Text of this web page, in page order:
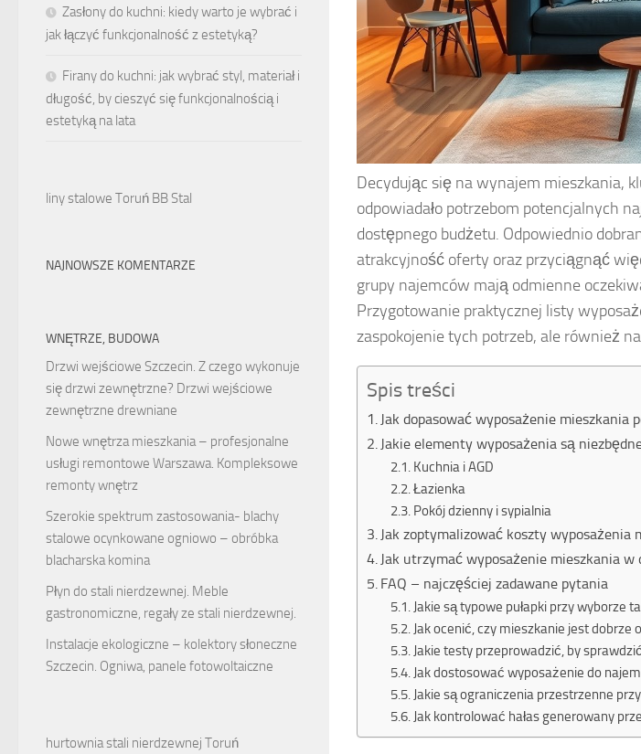
Decydując się na wynajem mieszkania,
odpowiadało potrzebom potencjalnych
dostępnego budżetu. Odpowiednio
atrakcyjność oferty oraz przyciągnąć
grupy najemców mają odmienne
Przygotowanie praktycznej listy
zaspokojenie tych potrzeb, ale również
Spis treści
Jak dopasować wyposażenie mieszkania
Jakie elementy wyposażenia są
Kuchnia i AGD
Łazienka
Pokój dzienny i sypialnia
Jak zoptymalizować koszty wyposażenia
Jak utrzymać wyposażenie mieszkania
FAQ – najczęściej zadawane pytania
Jakie są typowe pułapki przy wyborze
Jak ocenić, czy mieszkanie jest
Jakie testy przeprowadzić, by
Jak dostosować wyposażenie do
Jakie są ograniczenia przestrzenne
Jak kontrolować hałas generowany
Zasłony do kuchni: kiedy warto je wybrać i
jak łączyć funkcjonalność z estetyką?
Firany do kuchni: jak wybrać styl, materiał i
długość, by cieszyć się funkcjonalnością i
estetyką na lata
liny stalowe Toruń BB Stal
NAJNOWSZE KOMENTARZE
WNĘTRZE, BUDOWA
Drzwi wejściowe Szczecin. Z czego wykonuje
się drzwi zewnętrzne? Drzwi wejściowe
zewnętrzne drewniane
Nowe wnętrza mieszkania – profesjonalne
usługi remontowe Warszawa. Kompleksowe
remonty wnętrz
Szerokie spektrum zastosowania- blachy
stalowe ocynkowane ogniowo – obróbka
blacharska komina
Płyn do stali nierdzewnej. Meble
gastronomiczne, regały ze stali nierdzewnej.
Instalacje ekologiczne – kolektory słoneczne
Szczecin. Ogniwa, panele fotowoltaiczne
hurtownia stali nierdzewnej Toruń